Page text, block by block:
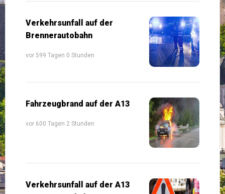
Verkehrsunfall auf der
Brennerautobahn
vor 599 Tagen 0 Stunden
Fahrzeugbrand auf der A13
vor 600 Tagen 2 Stunden
Verkehrsunfall auf der A13